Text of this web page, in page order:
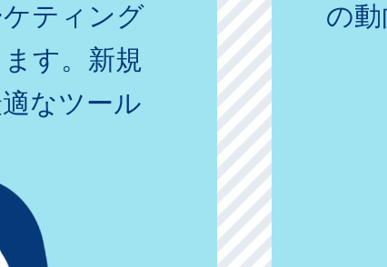
ティング
す。新規
なツール
の